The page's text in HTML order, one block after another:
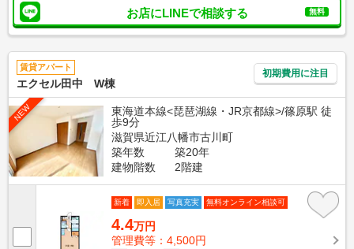
お店にLINEで相談する 無料
賃貸アパート
エクセル田中 W棟
初期費用に注目
NEW
東海道本線<琵琶湖線・JR京都線>/篠原駅 徒
歩9分
滋賀県近江八幡市古川町
築年数
築20年
建物階数
2階建
新着 即入居 写真充実 無料オンライン相談可
4.4万円
管理費等：4,500円